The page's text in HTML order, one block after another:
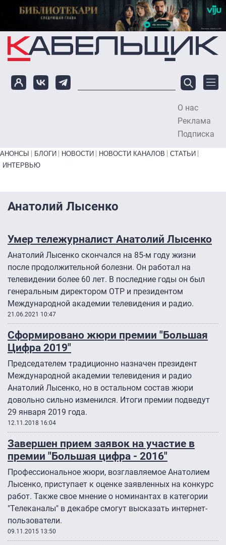
Перейти к основному содержанию
О нас
Реклама
Подписка
Primary links bottom
АНОНСЫ БЛОГИ НОВОСТИ НОВОСТИ КАНАЛОВ
СТАТЬИ
ИНТЕРВЬЮ
Анатолий Лысенко
Умер тележурналист Анатолий Лысенко
Анатолий Лысенко скончался на 85-м году жизни
после продолжительной болезни. Он работал на
телевидении более 60 лет. В последние годы он был
генеральным директором ОТР и президентом
Международной академии телевидения и радио.
21.06.2021 10:47
Сформировано жюри премии "Большая
Цифра 2019"
Председателем традиционно назначен президент
Международной академии телевидения и радио
Анатолий Лысенко, но в остальном состав жюри
довольно сильно изменился. Итоги премии подведут
29 января 2019 года.
12.11.2018 16:04
Завершен прием заявок на участие в
премии "Большая цифра - 2016"
Профессиональное жюри, возглавляемое Анатолием
Лысенко, приступает к оценке заявленных на конкурс
работ. Также свое мнение о номинантах в категории
"Телеканалы" в декабре смогут высказать интернет-
пользователи.
09.11.2015 13:50